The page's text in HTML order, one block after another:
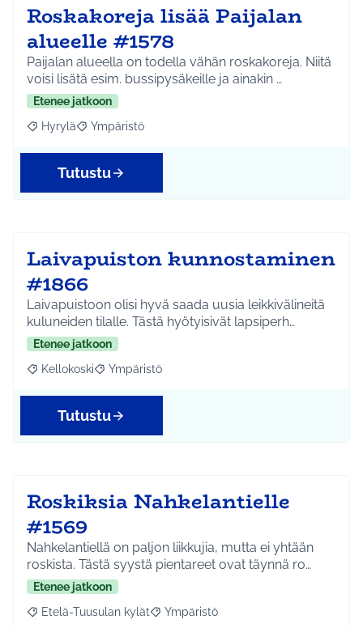
Roskakoreja lisää Paijalan
alueelle #1578
Paijalan alueella on todella vähän roskakoreja. Niitä
voisi lisätä esim. bussipysäkeille ja ainakin …
Etenee jatkoon
Rajaa tulokset aihepiirin mukaan: Hyrylä
Hyrylä Rajaa tulokset teeman mukaan: Ympäristö
Ympäristö
Tutustu
Laivapuiston kunnostaminen
#1866
Laivapuistoon olisi hyvä saada uusia leikkivälineitä
kuluneiden tilalle. Tästä hyötyisivät lapsiperh…
Etenee jatkoon
Rajaa tulokset aihepiirin mukaan: Kellokoski
Kellokoski Rajaa tulokset teeman mukaan: Ympäristö
Ympäristö
Tutustu
Roskiksia Nahkelantielle
#1569
Nahkelantiellä on paljon liikkujia, mutta ei yhtään
roskista. Tästä syystä pientareet ovat täynnä ro…
Etenee jatkoon
Rajaa tulokset aihepiirin mukaan: Etelä-Tuusulan kylät
Etelä-Tuusulan kylät Rajaa tulokset teeman mukaan:
Ympäristö